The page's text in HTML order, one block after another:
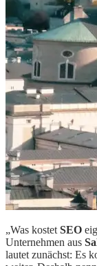
„Was kostet SEO
Unternehmen aus
lautet zunächst: Es